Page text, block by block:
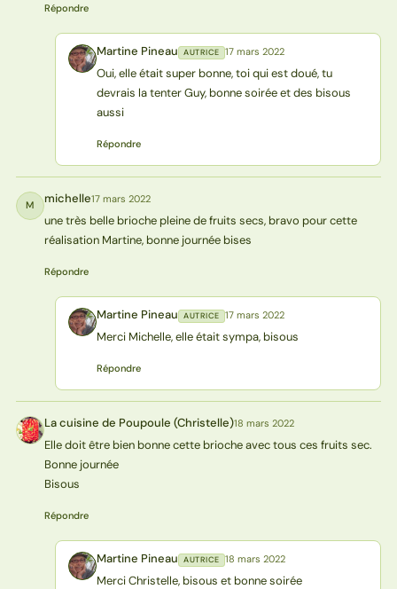
Répondre
MP Martine Pineau AUTRICE 17 mars 2022
Oui, elle était super bonne, toi qui est doué, tu
devrais la tenter Guy, bonne soirée et des bisous
aussi
Répondre
M michelle17 mars 2022
une très belle brioche pleine de fruits secs, bravo pour cette
réalisation Martine, bonne journée bises
Répondre
MP Martine Pineau AUTRICE 17 mars 2022
Merci Michelle, elle était sympa, bisous
Répondre
L( La cuisine de Poupoule (Christelle)18 mars 2022
Elle doit être bien bonne cette brioche avec tous ces fruits sec.
Bonne journée
Bisous
Répondre
MP Martine Pineau AUTRICE 18 mars 2022
Merci Christelle, bisous et bonne soirée